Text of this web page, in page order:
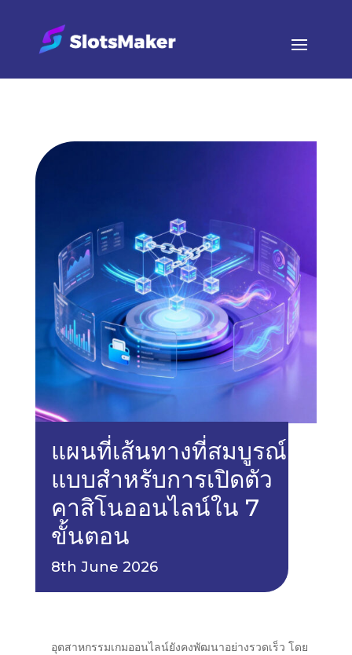
แผนที่เส้นทางที่สมบูรณ์
แบบสำหรับการเปิดตัว
คาสิโนออนไลน์ใน 7
ขั้นตอน
8th June 2026
อุตสาหกรรมเกมออนไลน์ยังคงพัฒนาอย่างรวดเร็ว โดย